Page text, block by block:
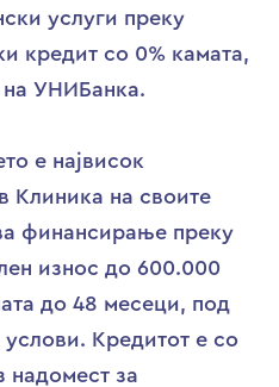
услуги преку
кредит со 0% камата,
на УНИБанка.
е највисок
Клиника на своите
финансирање преку
износ до 600.000
до 48 месеци, под
Кредитот е со
надомест за